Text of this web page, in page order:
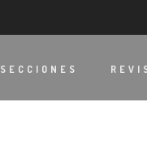
SECCIONES